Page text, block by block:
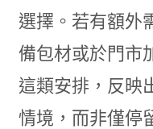
選擇。若有額外
備包材或於門市
這類安排，反映
情境，而非僅停